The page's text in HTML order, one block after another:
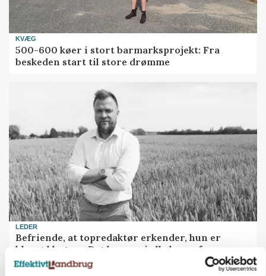
KVÆG
500-600 køer i stort barmarksprojekt: Fra
beskeden start til store drømme
LEDER
Befriende, at topredaktør erkender, hun er
blevet klogere. Det kunne vi alle lære af